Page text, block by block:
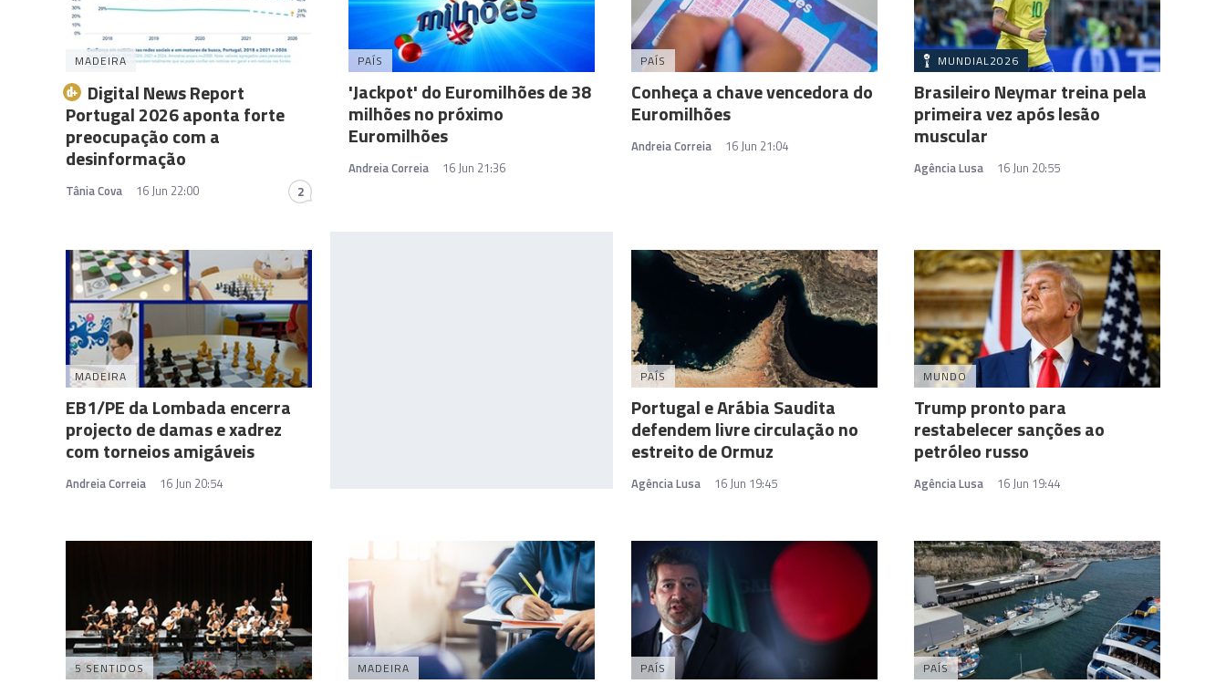
MADEIRA
Digital News Report
Portugal 2026 aponta forte
preocupação com a
desinformação
Tânia Cova 16 Jun 22:00 2
PAÍS
'Jackpot' do Euromilhões de 38
milhões no próximo
Euromilhões
Andreia Correia 16 Jun 21:36
PAÍS
Conheça a chave vencedora do
Euromilhões
Andreia Correia 16 Jun 21:04
MUNDIAL2026
Brasileiro Neymar treina pela
primeira vez após lesão
muscular
Agência Lusa 16 Jun 20:55
MADEIRA
EB1/PE da Lombada encerra
projecto de damas e xadrez
com torneios amigáveis
Andreia Correia 16 Jun 20:54
PAÍS
Portugal e Arábia Saudita
defendem livre circulação no
estreito de Ormuz
Agência Lusa 16 Jun 19:45
MUNDO
Trump pronto para
restabelecer sanções ao
petróleo russo
Agência Lusa 16 Jun 19:44
5 SENTIDOS MADEIRA PAÍS PAÍS